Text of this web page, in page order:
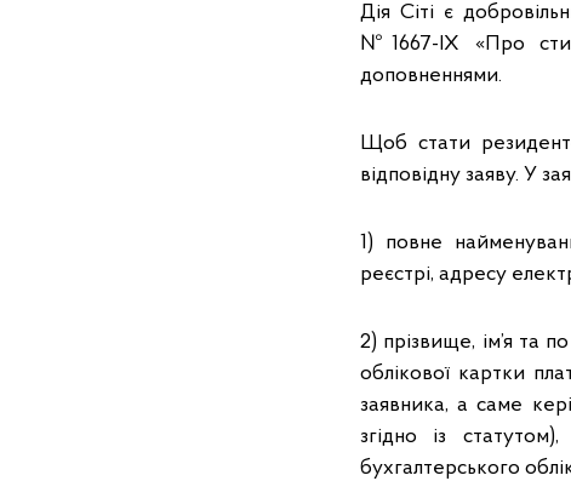
Дія Сіті є
№1667-IX «Про
доповненнями.
Щоб стати
відповідну заяву. У
1) повне
реєстрі, адресу
2) прізвище, ім’я та
облікової картки
заявника, а саме
згідно із
бухгалтерського